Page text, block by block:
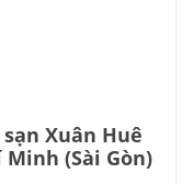
Xuân Huê
Minh (Sài Gòn)